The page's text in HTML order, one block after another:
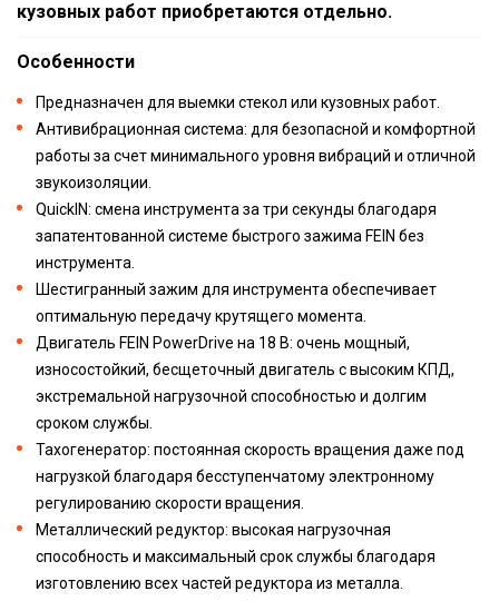
кузовных работ приобретаются отдельно.
Особенности
Предназначен для выемки стекол или кузовных работ.
Антивибрационная система: для безопасной и комфортной
работы за счет минимального уровня вибраций и отличной
звукоизоляции.
QuickIN: смена инструмента за три секунды благодаря
запатентованной системе быстрого зажима FEIN без
инструмента.
Шестигранный зажим для инструмента обеспечивает
оптимальную передачу крутящего момента.
Двигатель FEIN PowerDrive на 18 В: очень мощный,
износостойкий, бесщеточный двигатель с высоким КПД,
экстремальной нагрузочной способностью и долгим
сроком службы.
Тахогенератор: постоянная скорость вращения даже под
нагрузкой благодаря бесступенчатому электронному
регулированию скорости вращения.
Металлический редуктор: высокая нагрузочная
способность и максимальный срок службы благодаря
изготовлению всех частей редуктора из металла.